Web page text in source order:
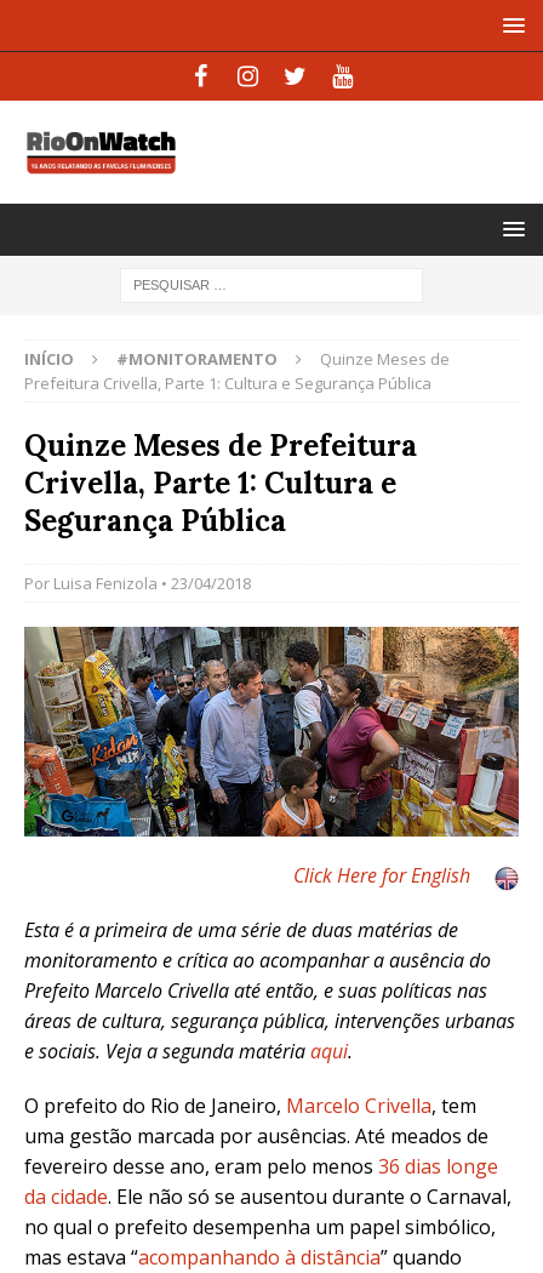
INÍCIO #MONITORAMENTO
Quinze Meses de
Prefeitura Crivella, Parte 1: Cultura e Segurança Pública
Quinze Meses de Prefeitura
Crivella, Parte 1: Cultura e
Segurança Pública
Por Luisa Fenizola • 23/04/2018
Click Here for English
Esta é a primeira de uma série de duas matérias de
monitoramento e crítica ao acompanhar a ausência do
Prefeito Marcelo Crivella até então, e suas políticas nas
áreas de cultura, segurança pública, intervenções urbanas
e sociais. Veja a segunda matériaaqui.
O prefeito do Rio de Janeiro, Marcelo Crivella, tem
uma gestão marcada por ausências. Até meados de
fevereiro desse ano, eram pelo menos 36 dias longe
da cidade. Ele não só se ausentou durante o Carnaval,
no qual o prefeito desempenha um papel simbólico,
mas estava “acompanhando à distância” quando